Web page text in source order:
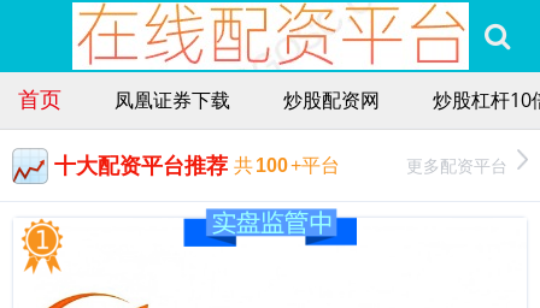
首页 凤凰证券下载 炒股配资网 炒股杠杆10
十大配资平台推荐 共100+平台 更多配资平台